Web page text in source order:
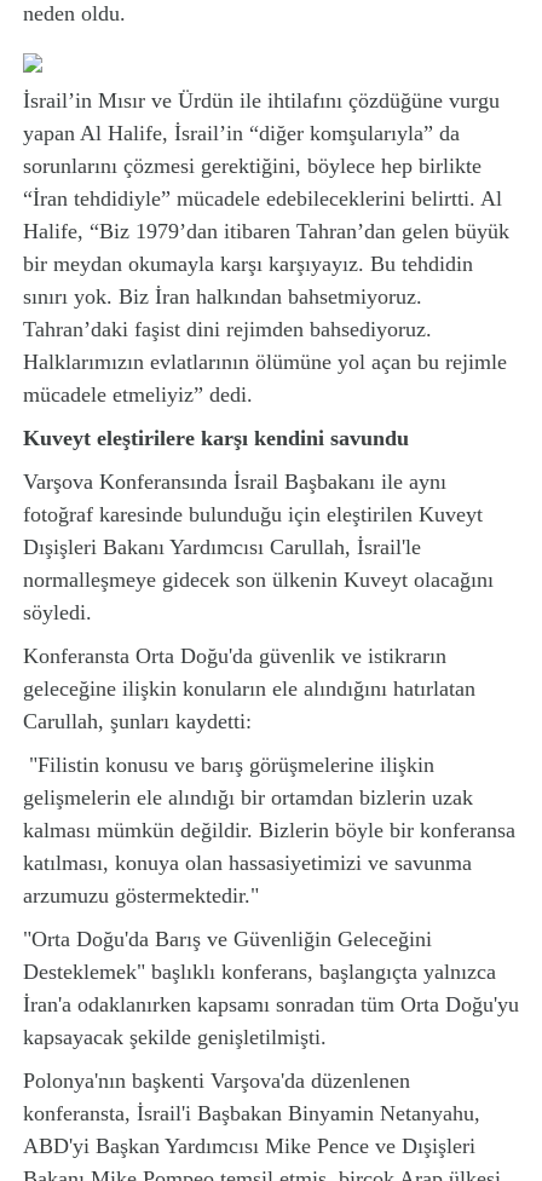
neden oldu.
İsrail’in Mısır ve Ürdün ile ihtilafını çözdüğüne vurgu
yapan Al Halife, İsrail’in “diğer komşularıyla” da
sorunlarını çözmesi gerektiğini, böylece hep birlikte
“İran tehdidiyle” mücadele edebileceklerini belirtti. Al
Halife, “Biz 1979’dan itibaren Tahran’dan gelen büyük
bir meydan okumayla karşı karşıyayız. Bu tehdidin
sınırı yok. Biz İran halkından bahsetmiyoruz.
Tahran’daki faşist dini rejimden bahsediyoruz.
Halklarımızın evlatlarının ölümüne yol açan bu rejimle
mücadele etmeliyiz” dedi.
Kuveyteleştirilere karşı kendini savundu
Varşova Konferansında İsrail Başbakanı ile aynı
fotoğraf karesinde bulunduğu için eleştirilen Kuveyt
Dışişleri Bakanı Yardımcısı Carullah, İsrail'le
normalleşmeye gidecek son ülkenin Kuveyt olacağını
söyledi.
Konferansta Orta Doğu'da güvenlik ve istikrarın
geleceğine ilişkin konuların ele alındığını hatırlatan
Carullah, şunları kaydetti:
"Filistin konusu ve barış görüşmelerine ilişkin
gelişmelerin ele alındığı bir ortamdan bizlerin uzak
kalması mümkün değildir. Bizlerin böyle bir konferansa
katılması, konuya olan hassasiyetimizi ve savunma
arzumuzu göstermektedir."
"Orta Doğu'da Barış ve Güvenliğin Geleceğini
Desteklemek" başlıklı konferans, başlangıçta yalnızca
İran'a odaklanırken kapsamı sonradan tüm Orta Doğu'yu
kapsayacak şekilde genişletilmişti.
Polonya'nın başkenti Varşova'da düzenlenen
konferansta, İsrail'i Başbakan Binyamin Netanyahu,
ABD'yi Başkan Yardımcısı Mike Pence ve Dışişleri